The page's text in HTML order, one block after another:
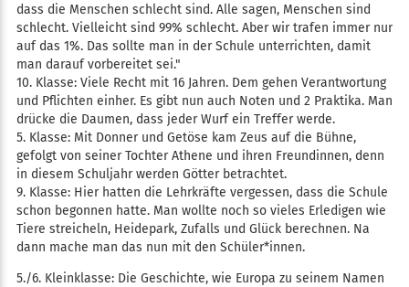
dass die Menschen schlecht sind. Alle sagen, Menschen sind
schlecht. Vielleicht sind 99% schlecht. Aber wir trafen immer nur
auf das 1%. Das sollte man in der Schule unterrichten, damit
man darauf vorbereitet sei."
10. Klasse: Viele Recht mit 16 Jahren. Dem gehen Verantwortung
und Pflichten einher. Es gibt nun auch Noten und 2 Praktika. Man
drücke die Daumen, dass jeder Wurf ein Treffer werde.
5. Klasse: Mit Donner und Getöse kam Zeus auf die Bühne,
gefolgt von seiner Tochter Athene und ihren Freundinnen, denn
in diesem Schuljahr werden Götter betrachtet.
9. Klasse: Hier hatten die Lehrkräfte vergessen, dass die Schule
schon begonnen hatte. Man wollte noch so vieles Erledigen wie
Tiere streicheln, Heidepark, Zufalls und Glück berechnen. Na
dann mache man das nun mit den Schüler*innen.
5./6. Kleinklasse: Die Geschichte, wie Europa zu seinem Namen